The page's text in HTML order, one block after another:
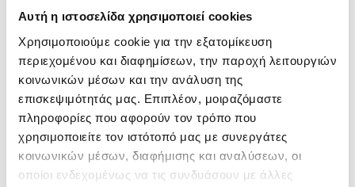
Αυτή η ιστοσελίδα χρησιμοποιεί cookies
Χρησιμοποιούμε cookie για την εξατομίκευση
περιεχομένου και διαφημίσεων, την παροχή λειτουργιών
κοινωνικών μέσων και την ανάλυση της
επισκεψιμότητάς μας. Επιπλέον, μοιραζόμαστε
πληροφορίες που αφορούν τον τρόπο που
χρησιμοποιείτε τον ιστότοπό μας με συνεργάτες
κοινωνικών μέσων, διαφήμισης και αναλύσεων, οι
οποίοι ενδεχομένως να τις συνδυάσουν με άλλες
καθορίσουμε το πιο κατάλληλο σχέδιο
θεραπείας.
Ενδοορθικός Υπέρηχος για Συρίγγια και
Απόστημα:
Προηγμένη τεχνική για τη διάγνωση
συριγγίων ή αποστημάτων στην
ορθοπρωκτική περιοχή.
Διάγνωση και αντιμετώπιση της